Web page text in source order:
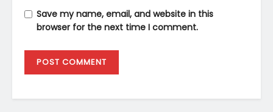
Save my name, email, and website in this
browser for the next time I comment.